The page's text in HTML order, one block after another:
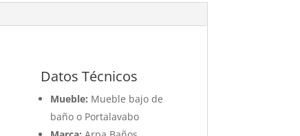
Datos Técnicos
Mueble: Mueble bajo de
baño o Portalavabo